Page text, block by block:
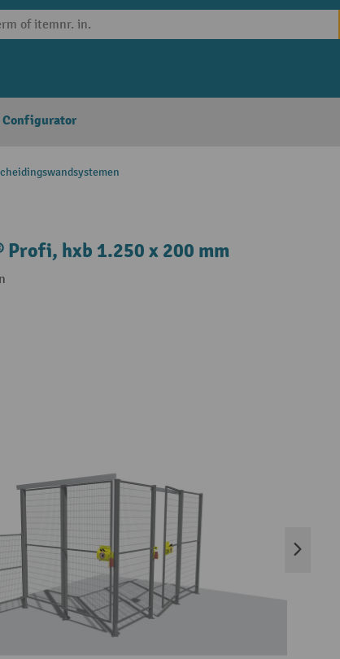
Profi, hxb 1.250 x 200 mm